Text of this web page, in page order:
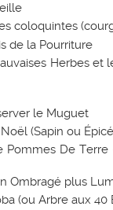
coloquintes
de la Pourriture
Herbes et
le Muguet
(Sapin ou
Pommes De
Ombragé plus
(ou Arbre aux 40